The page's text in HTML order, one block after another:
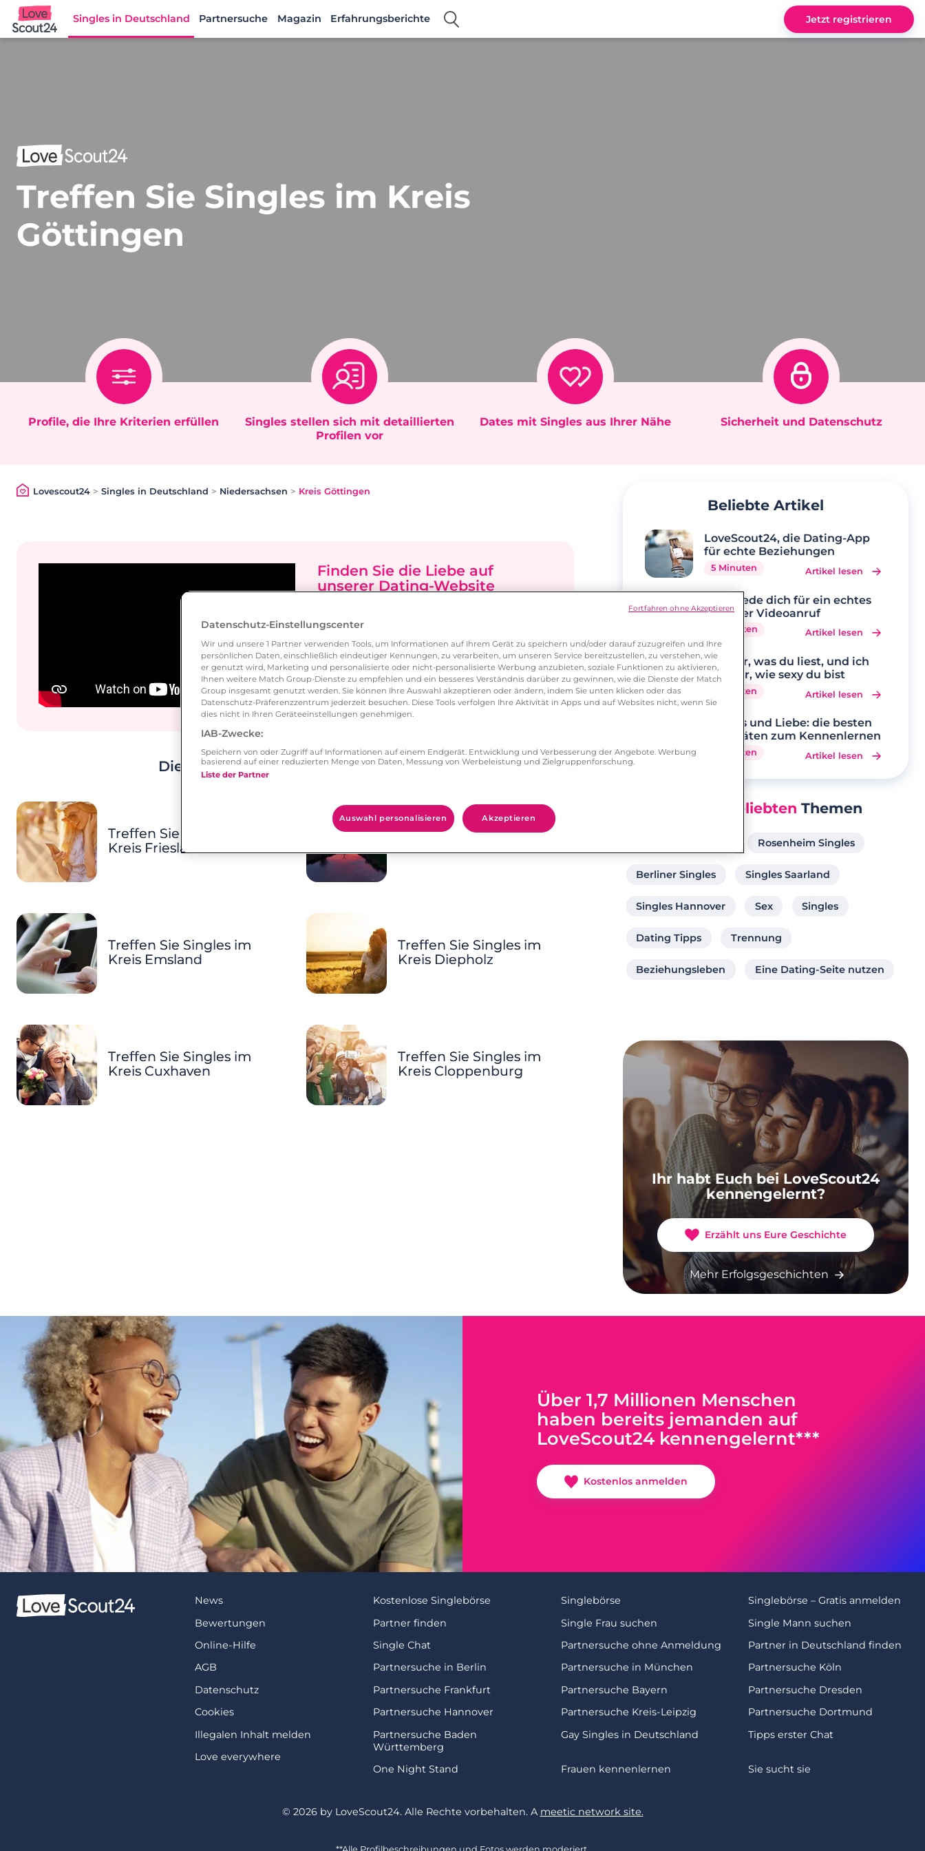
Lovescout24
Singles in Deutschland Partnersuche Magazin Erfahrungsberichte Jetzt registrieren
Treffen Sie Singles im Kreis
Göttingen
Profile, die Ihre Kriterien erfüllen
Singles stellen sich mit detaillierten
Profilen vor
Dates mit Singles aus Ihrer Nähe Sicherheit und Datenschutz
Lovescout24> Singles in Deutschland > Niedersachsen > Kreis Göttingen
Finden Sie die Liebe auf
unserer Dating-Website
Dies könnte Ihnen ebenfalls gefallen:
Treffen Sie Singles im
Kreis Friesland
Treffen Sie Singles im
Treffen Sie Singles im
Kreis Emsland
Treffen Sie Singles im
Kreis Diepholz
Treffen Sie Singles im
Kreis Cuxhaven
Treffen Sie Singles im
Kreis Cloppenburg
Beliebte Artikel
LoveScout24, die Dating-App
für echte Beziehungen
5 Minuten Artikel lesen
Verabrede dich für ein echtes
Date per Videoanruf
7 Minuten Artikel lesen
Sag mir, was du liest, und ich
sage dir, wie sexy du bist
3 Minuten Artikel lesen
Hobbys und Liebe: die besten
Aktivitäten zum Kennenlernen
5 Minuten Artikel lesen
Beliebten Themen
Rosenheim Singles
Berliner Singles Singles Saarland
Singles Hannover Sex Singles
Dating Tipps Trennung
Beziehungsleben Eine Dating-Seite nutzen
Ihr habt Euch bei LoveScout24
kennengelernt?
Erzählt uns Eure Geschichte
Mehr Erfolgsgeschichten
Über 1,7 Millionen Menschen
haben bereits jemanden auf
LoveScout24 kennengelernt***
Kostenlos anmelden
News
Bewertungen
Online-Hilfe
AGB
Datenschutz
Cookies
Illegalen Inhalt melden
Love everywhere
Kostenlose Singlebörse Singlebörse
Singlebörse – Gratis anmelden
Partner finden
Single Frau suchen
Single Mann suchen
Single Chat
Partnersuche ohne Anmeldung
Partner in Deutschland finden
Partnersuche in Berlin
Partnersuche in München
Partnersuche Köln
Partnersuche Frankfurt
Partnersuche Bayern
Partnersuche Dresden
Partnersuche Hannover
Partnersuche Kreis-Leipzig
Partnersuche Dortmund
Partnersuche Baden
Württemberg
Gay Singles in Deutschland Tipps erster Chat
One Night Stand Frauen kennenlernen Sie sucht sie
© 2026 by LoveScout24. Alle Rechte vorbehalten.A meetic network site.
Datenschutz-Einstellungscenter
Wir und unsere 1 Partner verwenden Tools, um Informationen auf Ihrem Gerät zu speichern und/oder darauf zuzugreifen und Ihre
persönlichen Daten, einschließlich eindeutiger Kennungen, zu verarbeiten, um unseren Service bereitzustellen, zu verstehen, wie
er genutzt wird, Marketing und personalisierte oder nicht-personalisierte Werbung anzubieten, soziale Funktionen zu aktivieren,
Ihnen weitere Match Group-Dienste zu empfehlen und ein besseres Verständnis darüber zu gewinnen, wie die Dienste der Match
Group insgesamt genutzt werden. Sie können Ihre Auswahl akzeptieren oder ändern, indem Sie unten klicken oder das
Datenschutz-Präferenzzentrum jederzeit besuchen. Diese Tools verfolgen Ihre Aktivität in Apps und auf Websites nicht, wenn Sie
dies nicht in Ihren Geräteeinstellungen genehmigen.
IAB-Zwecke:
Speichern von oder Zugriff auf Informationen auf einem Endgerät. Entwicklung und Verbesserung der Angebote. Werbung
basierend auf einer reduzierten Menge von Daten, Messung von Werbeleistung und Zielgruppenforschung.
Liste der Partner
Auswahl personalisieren Akzeptieren
Fortfahren ohne Akzeptieren